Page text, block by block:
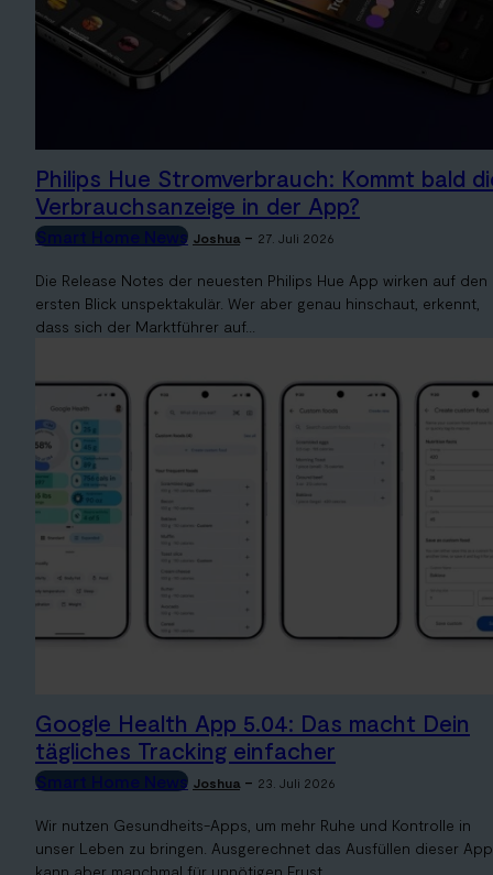
Philips Hue Stromverbrauch: Kommt bald
Verbrauchsanzeige in der App?
Smart Home News Joshua - 27. Juli 2026
Die Release Notes der neuesten Philips Hue App wirken auf den
ersten Blick unspektakulär. Wer aber genau hinschaut, erkennt,
dass sich der Marktführer auf...
Google Health App 5.04: Das macht Dein
tägliches Tracking einfacher
Smart Home News Joshua - 23. Juli 2026
Wir nutzen Gesundheits-Apps, um mehr Ruhe und Kontrolle in
unser Leben zu bringen. Ausgerechnet das Ausfüllen dieser
kann aber manchmal für unnötigen Frust...